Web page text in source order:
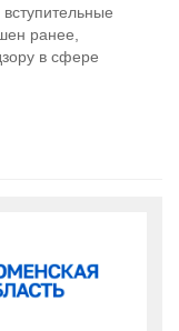
ранее,
в сфере